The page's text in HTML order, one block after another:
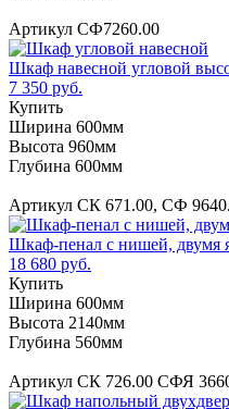
Артикул СФ7260.00
Шкаф навесной угловой
7 350 руб.
Купить
Ширина 600мм
Высота 960мм
Глубина 600мм
Артикул СК 671.00, СФ
Шкаф-пенал с нишей, двумя
18 680 руб.
Купить
Ширина 600мм
Высота 2140мм
Глубина 560мм
Артикул СК 726.00 СФЯ